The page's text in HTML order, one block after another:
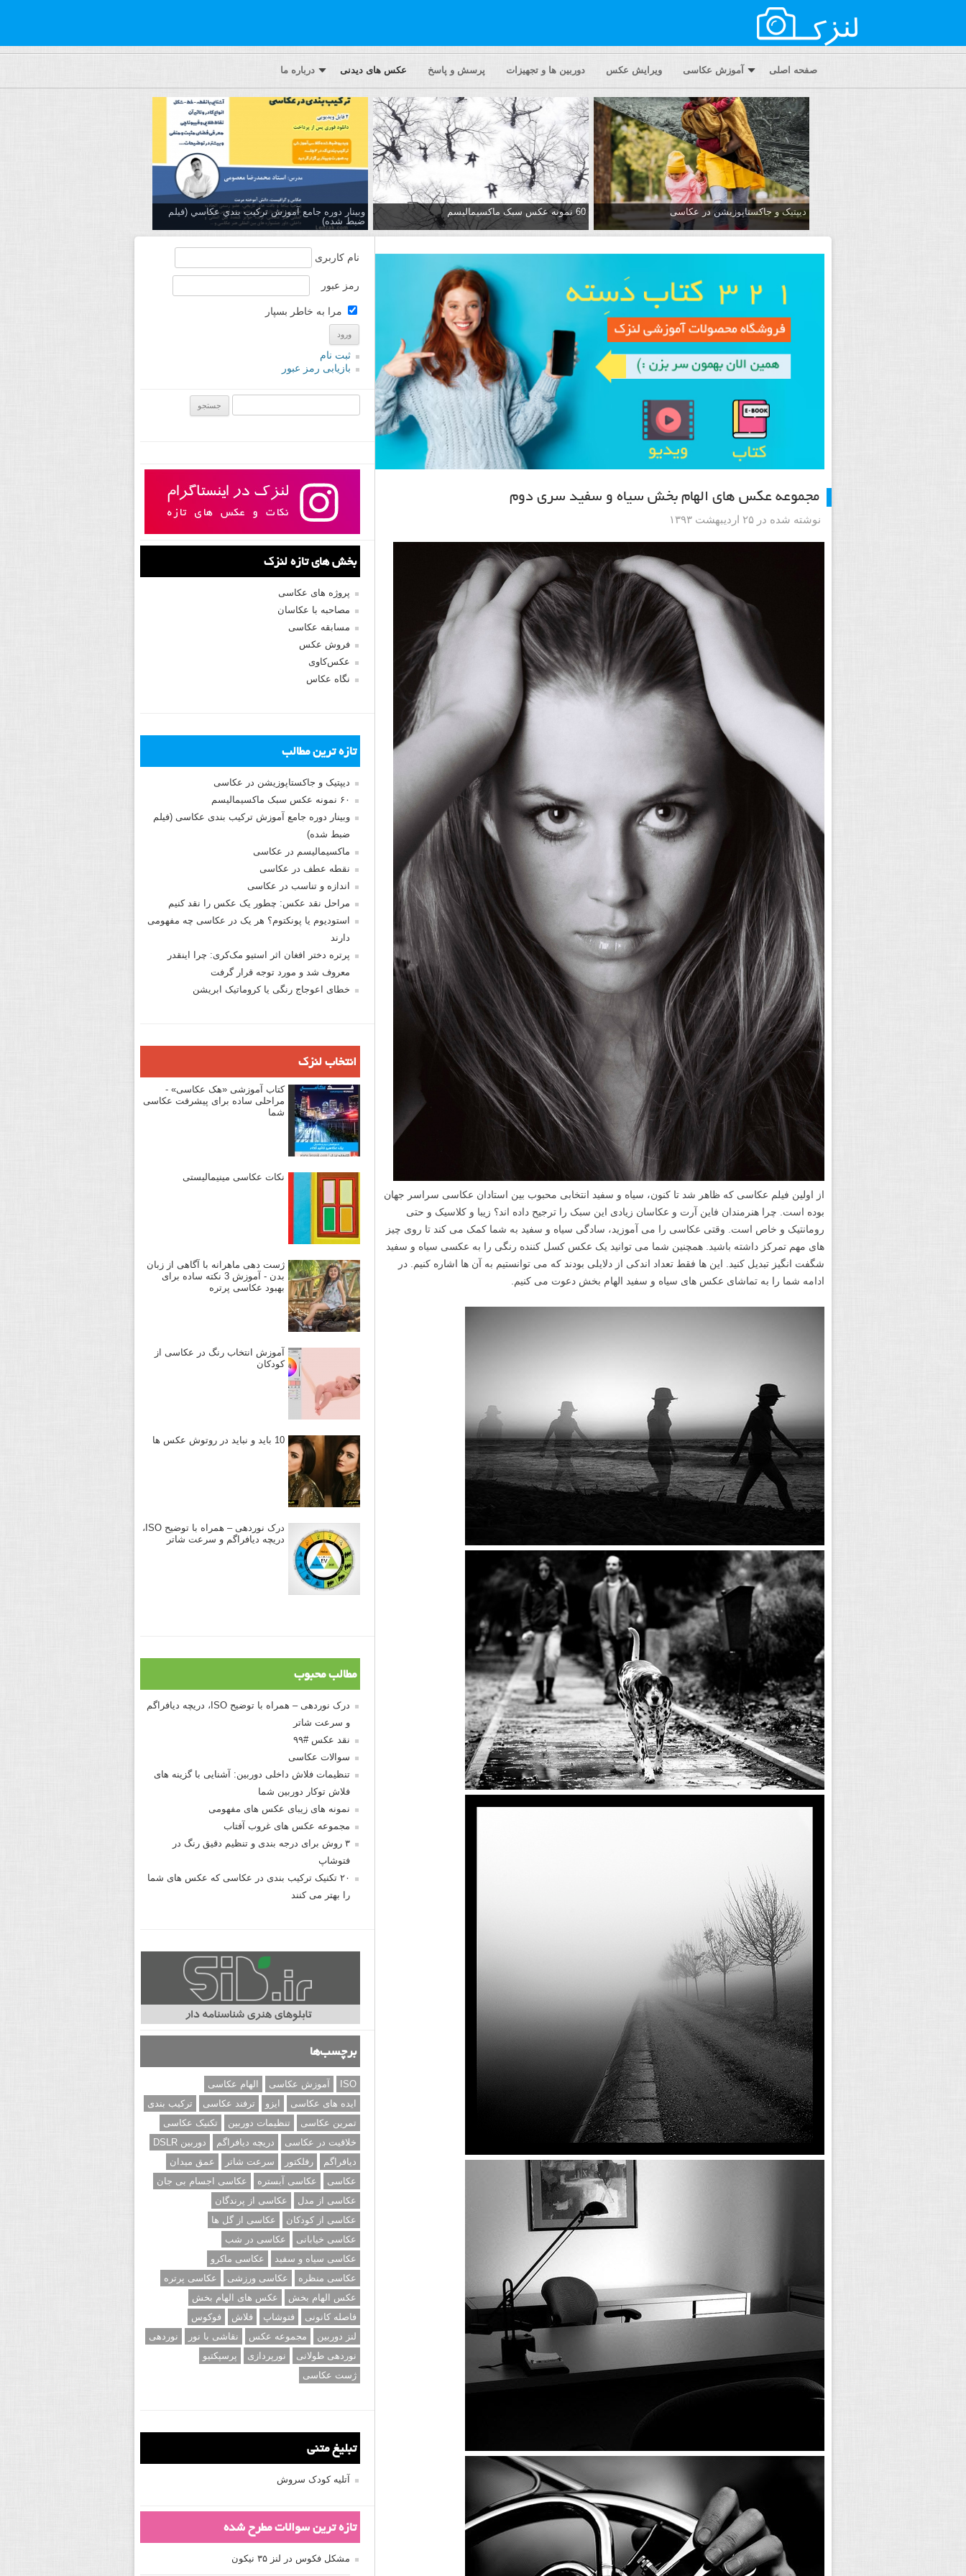
صفحه اصلی آموزش عکاسی ویرایش عکس دوربین ها و تجهیزات پرسش و پاسخ عکس های دیدنی درباره ما
دیپتیک و جاکستا‌پوزیشن در عکاسی 60 نمونه عکس سبک ماکسیمالیسم
وبینار دوره جامع آموزش تركيب بندي عكاسي (فیلم
ضبط شده)
مجموعه عکس های الهام بخش سیاه و سفید سری دوم
نوشته شده در ۲۵ اردیبهشت ۱۳۹۳
از اولین فیلم عکاسی که ظاهر شد تا کنون، سیاه و سفید انتخابی محبوب بین استادان عکاسی سراسر جهان
بوده است. چرا هنرمندان فاین آرت و عکاسان زیادی این سبک را ترجیح داده اند؟ زیبا و کلاسیک و حتی
رومانتیک و خاص است. وقتی عکاسی را می آموزید، سادگی سیاه و سفید به شما کمک می کند تا روی چیز
های مهم تمرکز داشته باشید. همچنین شما می توانید یک عکس کسل کننده رنگی را به عکسی سیاه و سفید
شگفت انگیز تبدیل کنید. این ها فقط تعداد اندکی از دلایلی بودند که می توانستیم به آن ها اشاره کنیم. در
ادامه شما را به تماشای عکس های سیاه و سفید الهام بخش دعوت می کنیم.
نام کاربری
رمز عبور
مرا به خاطر بسپار
ثبت نام
بازیابی رمز عبور
بخش های تازه لنزک
پروژه های عکاسی
مصاحبه با عکاسان
مسابقه عکاسی
فروش عکس
عکس‌کاوی
نگاه عکاس
تازه ترین مطالب
دیپتیک و جاکستا‌پوزیشن در عکاسی
۶۰ نمونه عکس سبک ماکسیمالیسم
وبینار دوره جامع آموزش ترکیب بندی عکاسی (فیلم
ضبط شده)
ماکسیمالیسم در عکاسی
نقطه عطف در عکاسی
اندازه و تناسب در عکاسی
مراحل نقد عکس: چطور یک عکس را نقد کنیم
استودیوم یا پونکتوم؟ هر یک در عکاسی چه مفهومی
دارند
پرتره دختر افغان اثر استیو مک‌کری: چرا اینقدر
معروف شد و مورد توجه قرار گرفت
خطای اعوجاج رنگی یا کروماتیک ابریشن
انتخاب لنزک
کتاب آموزشی «هک عکاسی» -
مراحلی ساده برای پیشرفت عکاسی
شما
نکات عکاسی مینیمالیستی
ژست دهی ماهرانه با آگاهی از زبان
بدن - آموزش 3 نکته ساده برای
بهبود عکاسی پرتره
آموزش انتخاب رنگ در عکاسی از
کودکان
10 باید و نباید در روتوش عکس ها
درک نوردهی – همراه با توضیح ISO،
دریچه دیافراگم و سرعت شاتر
مطالب محبوب
درک نوردهی – همراه با توضیح ISO، دریچه دیافراگم
و سرعت شاتر
نقد عکس #۹۹
سوالات عکاسی
تنظیمات فلاش داخلی دوربین: آشنایی با گزینه های
فلاش توکار دوربین شما
نمونه های زیبای عکس های مفهومی
مجموعه عکس های غروب آفتاب
۳ روش برای درجه بندی و تنظیم دقیق رنگ در
فتوشاپ
۲۰ تکنیک ترکیب بندی در عکاسی که عکس های شما
را بهتر می کنند
برچسب‌ها
ISO آموزش عکاسی
الهام عکاسی
ایده های عکاسی
ایزو ترفند عکاسی
ترکیب بندی
تمرین عکاسی
تنظیمات دوربین
تکنیک عکاسی
خلاقیت در عکاسی
دریچه دیافراگم
دوربین DSLR
دیافراگم
رفلکتور سرعت شاتر
عمق میدان
عکاسی
عکاسی آبستره
عکاسی اجسام بی جان
عکاسی از مدل
عکاسی از پرندگان
عکاسی از کودکان
عکاسی از گل ها
عکاسی خیابانی
عکاسی در شب
عکاسی سیاه و سفید
عکاسی ماکرو
عکاسی منظره
عکاسی ورزشی
عکاسی پرتره
عکس الهام بخش
عکس های الهام بخش
فاصله کانونی
فتوشاپ فلاش
فوکوس
لنز دوربین
مجموعه عکس نقاشی با نور
نوردهی
نوردهی طولانی
نورپردازی
پرسپکتیو
ژست عکاسی
تبلیغ متنی
آتلیه کودک سروش
تازه ترین سوالات مطرح شده
مشکل فکوس در لنز ۳۵ نیکون